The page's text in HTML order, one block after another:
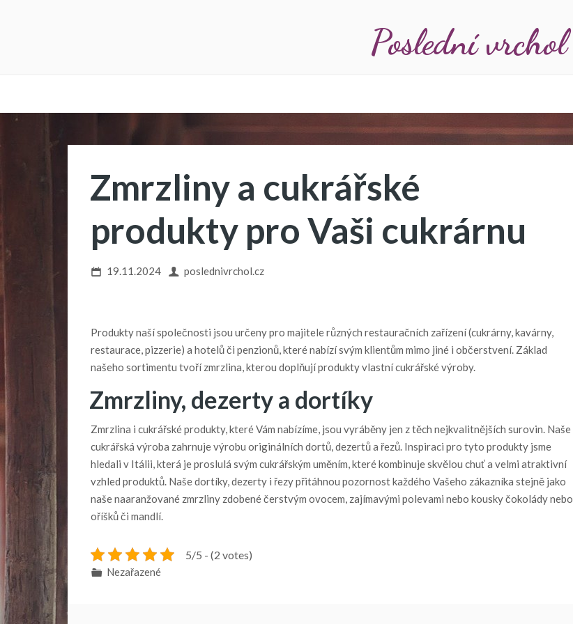
Poslední vrchol
Zmrzliny a cukrářské
produkty pro Vaši cukrárnu
19.11.2024 poslednivrchol.cz
Produkty naší společnosti jsou určeny pro majitele různých restauračních zařízení (cukrárny, kavárny,
restaurace, pizzerie) a hotelů či penzionů, které nabízí svým klientům mimo jiné i občerstvení. Základ
našeho sortimentu tvoří zmrzlina, kterou doplňují produkty vlastní cukrářské výroby.
Zmrzliny, dezerty a dortíky
Zmrzlina i cukrářské produkty, které Vám nabízíme, jsou vyráběny jen z těch nejkvalitnějších surovin. Naše
cukrářská výroba zahrnuje výrobu originálních dortů, dezertů a řezů. Inspiraci pro tyto produkty jsme
hledali v Itálii, která je proslulá svým cukrářským uměním, které kombinuje skvělou chuť a velmi atraktivní
vzhled produktů. Naše dortíky, dezerty i řezy přitáhnou pozornost každého Vašeho zákazníka stejně jako
naše naaranžované zmrzliny zdobené čerstvým ovocem, zajímavými polevami nebo kousky čokolády nebo
oříšků či mandlí.
5/5 - (2 votes)
Nezařazené